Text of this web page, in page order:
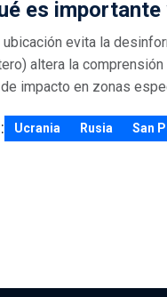
es
evita la
altera la
impacto en zonas
Ucrania Rusia San